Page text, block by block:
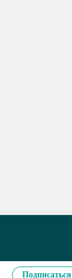
Подписаться